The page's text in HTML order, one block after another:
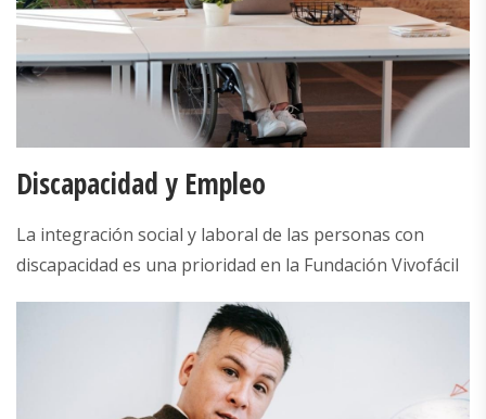
Discapacidad y Empleo
La integración social y laboral de las personas con
discapacidad es una prioridad en la Fundación Vivofácil